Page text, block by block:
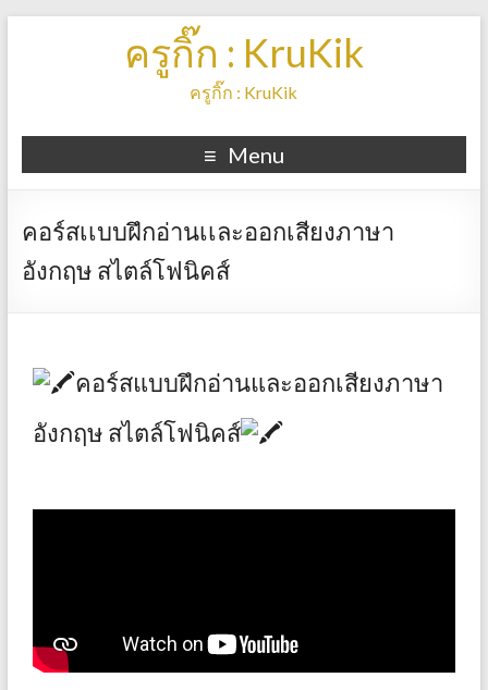
ครูกิ๊ก : KruKik
ครูกิ๊ก : KruKik
Menu
คอร์สเเบบฝึกอ่านเเละออกเสียงภาษา
อังกฤษ สไตล์โฟนิคส์
คอร์สแบบฝึกอ่านและออกเสียงภาษา
อังกฤษ สไตล์โฟนิคส์